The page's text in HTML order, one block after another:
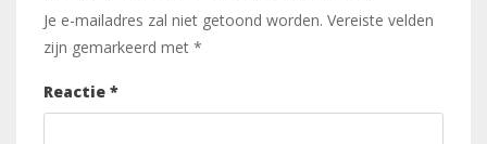
Je e-mailadres zal niet getoond worden. Vereiste velden
zijn gemarkeerd met *
Reactie *